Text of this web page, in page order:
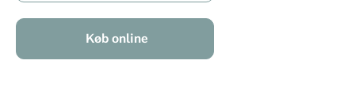
Køb online